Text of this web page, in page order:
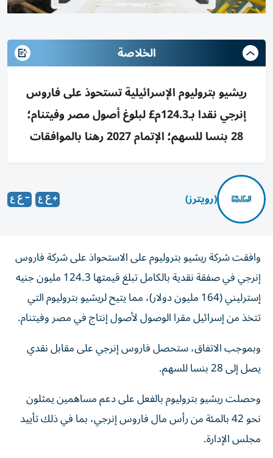
الخلاصة
ريشيو بتروليوم الإسرائيلية تستحوذ على فاروس
إنرجي نقدا بـ124.3م£ لبلوغ أصول مصر وفيتنام؛
28 بنسا للسهم؛ الإتمام 2027 رهنا بالموافقات
(رويترز)
وافقت شركة ريشيو بتروليوم على الاستحواذ على شركة فاروس
إنرجي في صفقة نقدية بالكامل تبلغ قيمتها ‌124.3 مليون جنيه
إسترليني (164 مليون دولار)، مما يتيح لريشيو ​بتروليوم ⁠التي
تتخذ من إسرائيل مقرا الوصول ‌لأصول إنتاج في مصر وفيتنام.
وبموجب الاتفاق، ستحصل فاروس إنرجي على مقابل نقدي
يصل إلى 28 بنسا للسهم.
وحصلت ريشيو بتروليوم بالفعل على دعم مساهمين يمثلون ​
نحو 42 بالمئة من رأس مال فاروس إنرجي، بما ‌في ذلك تأييد
مجلس الإدارة.